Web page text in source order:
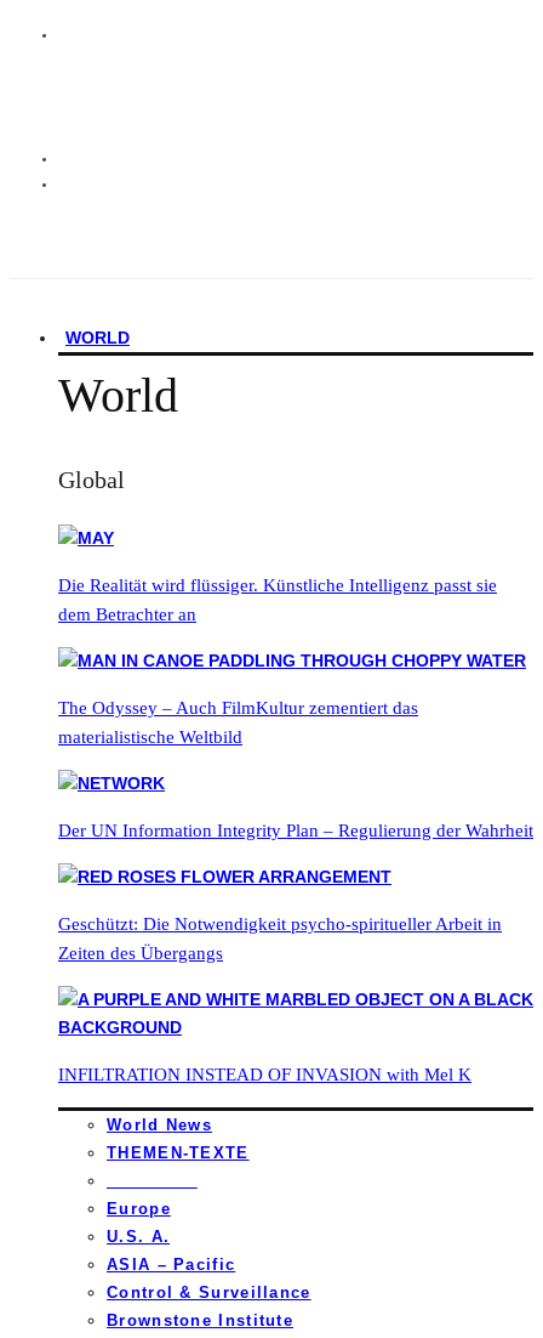
WORLD
World
Global
Die Realität wird flüssiger. Künstliche Intelligenz passt sie
dem Betrachter an
The Odyssey – Auch FilmKultur zementiert das
materialistische Weltbild
Der UN Information Integrity Plan – Regulierung der Wahrheit
Geschützt: Die Notwendigkeit psycho-spiritueller Arbeit in
Zeiten des Übergangs
INFILTRATION INSTEAD OF INVASION with Mel K
World News
THEMEN-TEXTE
Europe
U.S. A.
ASIA – Pacific
Control & Surveillance
Brownstone Institute